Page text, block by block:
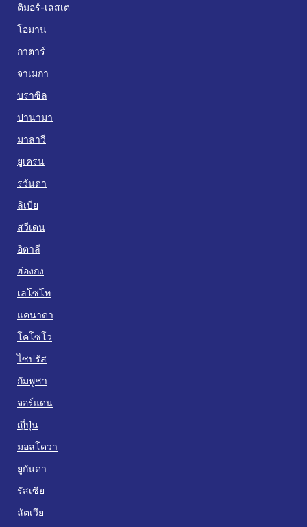
ติมอร์-เลสเต
โอมาน
กาตาร์
จาเมกา
บราซิล
ปานามา
มาลาวี
ยูเครน
รวันดา
ลิเบีย
สวีเดน
อิตาลี
ฮ่องกง
เลโซโท
แคนาดา
โคโซโว
ไซปรัส
กัมพูชา
จอร์แดน
ญี่ปุ่น
มอลโดวา
ยูกันดา
รัสเซีย
ลัตเวีย